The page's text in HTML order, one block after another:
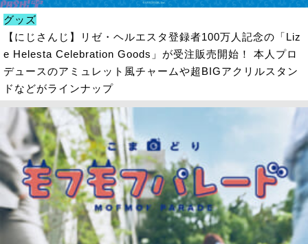
グッズ
【にじさんじ】リゼ・ヘルエスタ登録者100万人記念の「Liz
e Helesta Celebration Goods」が受注販売開始！ 本人プロ
デュースのアミュレット風チャームや超BIGアクリルスタン
ドなどがラインナップ